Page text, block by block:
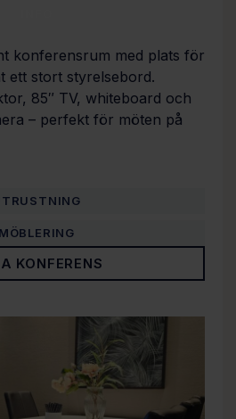
MÖBLERING
konferensrum med plats för
ett stort styrelsebord.
85″ TV, whiteboard och
– perfekt för möten på
KONFERENS